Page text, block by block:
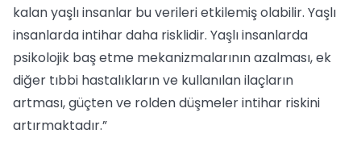
kalan yaşlı insanlar bu verileri etkilemiş olabilir. Yaşlı
insanlarda intihar daha risklidir. Yaşlı insanlarda
psikolojik baş etme mekanizmalarının azalması, ek
diğer tıbbi hastalıkların ve kullanılan ilaçların
artması, güçten ve rolden düşmeler intihar riskini
artırmaktadır.”